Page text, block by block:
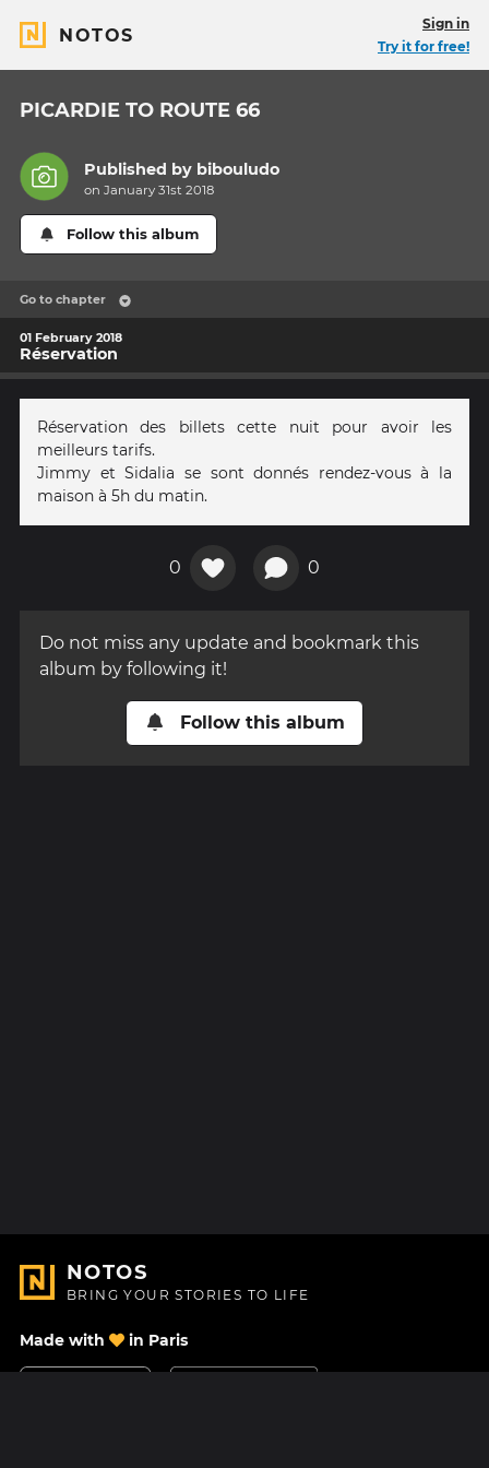
NOTOS
Sign in
Try it for free!
PICARDIE TO ROUTE 66
Published by bibouludo
on January 31st 2018
Follow this album
Go to chapter
01 February 2018
Réservation
Réservation des billets cette nuit pour avoir les
meilleurs tarifs.
Jimmy et Sidalia se sont donnés rendez-vous à la
maison à 5h du matin.
0 0
Do not miss any update and bookmark this
album by following it!
Follow this album
NOTOS
BRING YOUR STORIES TO LIFE
Made with in Paris